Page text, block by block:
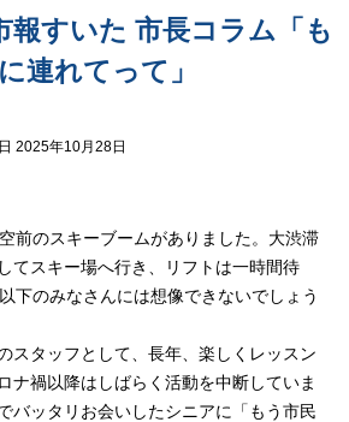
報すいた 市長コラム「も
連れてって」
2025年10月28日
前のスキーブームがありました。大渋滞
てスキー場へ行き、リフトは一時間待
下のみなさんには想像できないでしょう
スタッフとして、長年、楽しくレッスン
ナ禍以降はしばらく活動を中断していま
バッタリお会いしたシニアに「もう市民